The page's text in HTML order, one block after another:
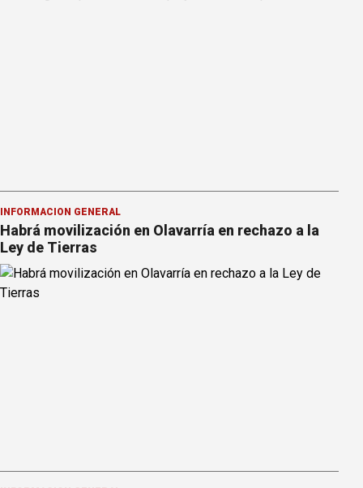
INFORMACION GENERAL
Habrá movilización en Olavarría en rechazo a la
Ley de Tierras